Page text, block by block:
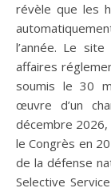
révèle que les
l’année. Le
affaires
soumis le 30
œuvre d’un
décembre
le Congrès en
de la défense
Selective